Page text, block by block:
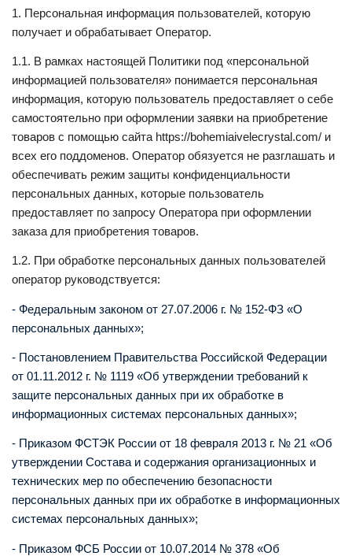
1. Персональная информация пользователей, которую
получает и обрабатывает Оператор.
1.1. В рамках настоящей Политики под «персональной
информацией пользователя» понимается персональная
информация, которую пользователь предоставляет о себе
самостоятельно при оформлении заявки на приобретение
товаров с помощью сайта https://bohemiaivelecrystal.com/ и
всех его поддоменов. Оператор обязуется не разглашать и
обеспечивать режим защиты конфиденциальности
персональных данных, которые пользователь
предоставляет по запросу Оператора при оформлении
заказа для приобретения товаров.
1.2. При обработке персональных данных пользователей
оператор руководствуется:
- Федеральным законом от 27.07.2006 г. № 152-ФЗ «О
персональных данных»;
- Постановлением Правительства Российской Федерации
от 01.11.2012 г. № 1119 «Об утверждении требований к
защите персональных данных при их обработке в
информационных системах персональных данных»;
- Приказом ФСТЭК России от 18 февраля 2013 г. № 21 «Об
утверждении Состава и содержания организационных и
технических мер по обеспечению безопасности
персональных данных при их обработке в информационных
системах персональных данных»;
- Приказом ФСБ России от 10.07.2014 № 378 «Об